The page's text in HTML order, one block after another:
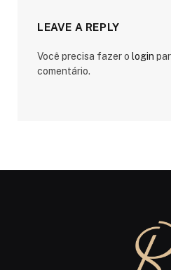
LEAVE A REPLY
Você precisa fazer o login
comentário.